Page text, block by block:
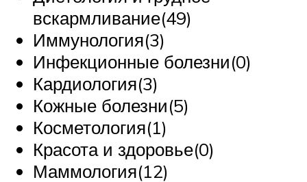
вскармливание(49)
Иммунология(3)
Инфекционные болезни(0)
Кардиология(3)
Кожные болезни(5)
Косметология(1)
Красота и здоровье(0)
Маммология(12)